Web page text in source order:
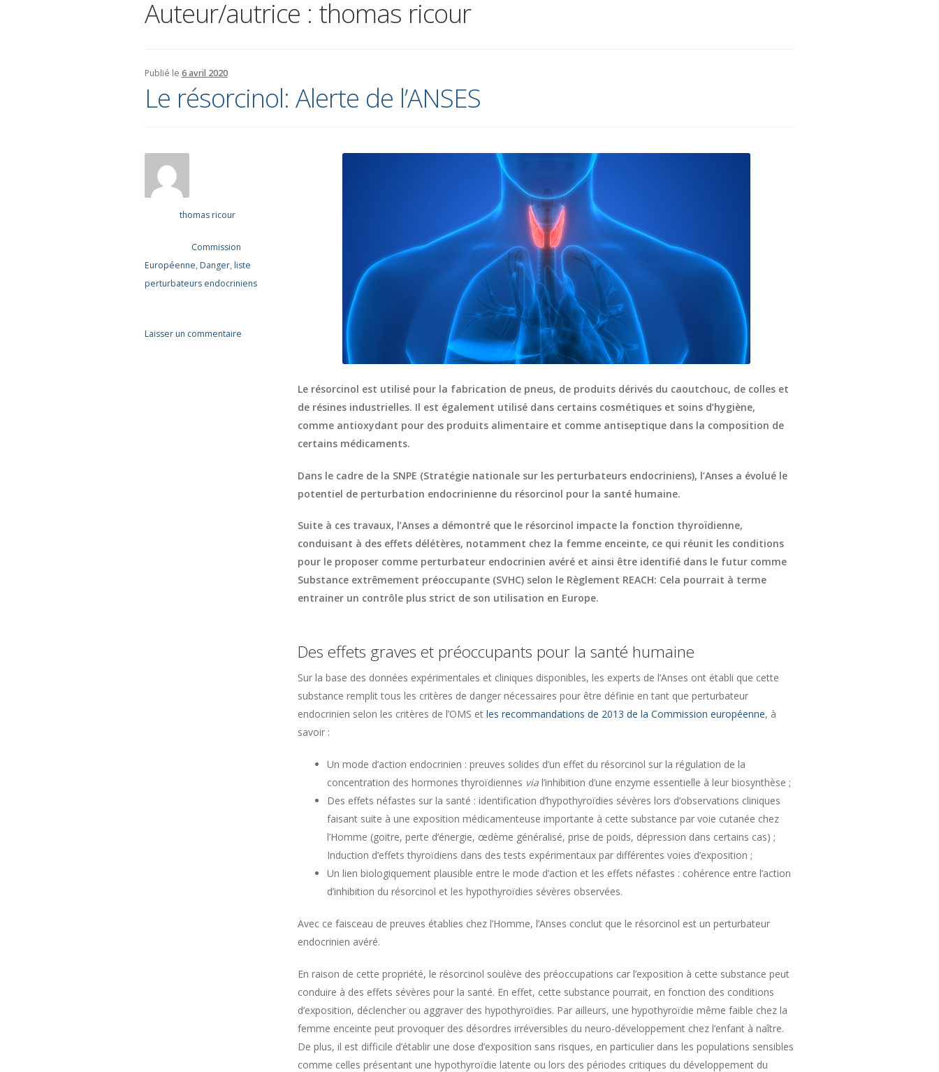
Auteur/autrice : thomas ricour
Publié le 6 avril 2020
Le résorcinol: Alerte de l’ANSES
thomas ricour
Commission
Européenne, Danger, liste
perturbateurs endocriniens
Laisser un commentaire
Le résorcinol est utilisé pour la fabrication de pneus, de produits dérivés du caoutchouc, de colles et
de résines industrielles. Il est également utilisé dans certains cosmétiques et soins d’hygiène,
comme antioxydant pour des produits alimentaire et comme antiseptique dans la composition de
certains médicaments.
Dans le cadre de la SNPE (Stratégie nationale sur les perturbateurs endocriniens), l’Anses a évolué le
potentiel de perturbation endocrinienne du résorcinol pour la santé humaine.
Suite à ces travaux, l’Anses a démontré que le résorcinol impacte la fonction thyroïdienne,
conduisant à des effets délétères, notamment chez la femme enceinte, ce qui réunit les conditions
pour le proposer comme perturbateur endocrinien avéré et ainsi être identifié dans le futur comme
Substance extrêmement préoccupante (SVHC) selon le Règlement REACH: Cela pourrait à terme
entrainer un contrôle plus strict de son utilisation en Europe.
Des effets graves et préoccupants pour la santé humaine
Sur la base des données expérimentales et cliniques disponibles, les experts de l’Anses ont établi que cette
substance remplit tous les critères de danger nécessaires pour être définie en tant que perturbateur
endocrinien selon les critères de l’OMS et les recommandations de 2013 de la Commission européenne, à
savoir :
Un mode d’action endocrinien : preuves solides d’un effet du résorcinol sur la régulation de la
concentration des hormones thyroïdiennes vial’inhibition d’une enzyme essentielle à leur biosynthèse ;
Des effets néfastes sur la santé : identification d’hypothyroïdies sévères lors d’observations cliniques
faisant suite à une exposition médicamenteuse importante à cette substance par voie cutanée chez
l’Homme (goitre, perte d’énergie, œdème généralisé, prise de poids, dépression dans certains cas) ;
Induction d’effets thyroïdiens dans des tests expérimentaux par différentes voies d’exposition ;
Un lien biologiquement plausible entre le mode d’action et les effets néfastes : cohérence entre l’action
d’inhibition du résorcinol et les hypothyroïdies sévères observées.
Avec ce faisceau de preuves établies chez l’Homme, l’Anses conclut que le résorcinol est un perturbateur
endocrinien avéré.
En raison de cette propriété, le résorcinol soulève des préoccupations car l’exposition à cette substance peut
conduire à des effets sévères pour la santé. En effet, cette substance pourrait, en fonction des conditions
d’exposition, déclencher ou aggraver des hypothyroïdies. Par ailleurs, une hypothyroïdie même faible chez la
femme enceinte peut provoquer des désordres irréversibles du neuro-développement chez l’enfant à naître.
De plus, il est difficile d’établir une dose d’exposition sans risques, en particulier dans les populations sensibles
comme celles présentant une hypothyroïdie latente ou lors des périodes critiques du développement du